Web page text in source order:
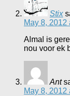
Stix
May 8, 2012
Almal is
nou voor ek
Ant
May 8, 2012